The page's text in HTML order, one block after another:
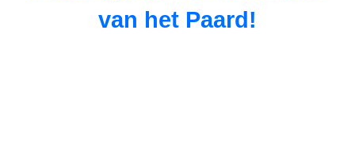
van het Paard!